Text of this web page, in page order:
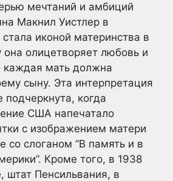
мечтаний и амбиций
Макнил Уистлер в
иконой материнства в
олицетворяет любовь и
каждая мать должна
сыну. Эта интерпретация
когда
США напечатало
с изображением матери
со слоганом “В память и в
Кроме того, в 1938
штат Пенсильвания, в